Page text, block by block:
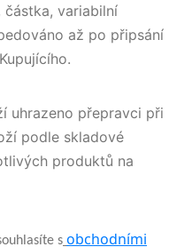
variabilní
až po připsání
uhrazeno přepravci při
podle skladové
produktů na
s obchodními